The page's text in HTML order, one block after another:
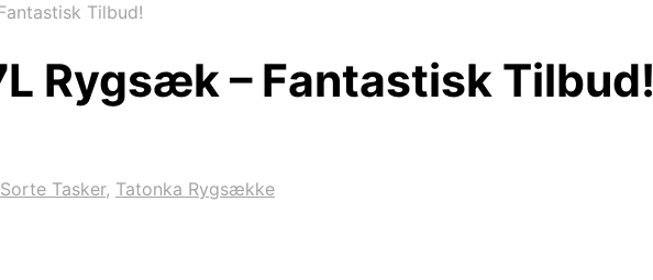
Tilbud!
Rygsæk – Fantastisk Tilbud!
Sorte Tasker, Tatonka Rygsække